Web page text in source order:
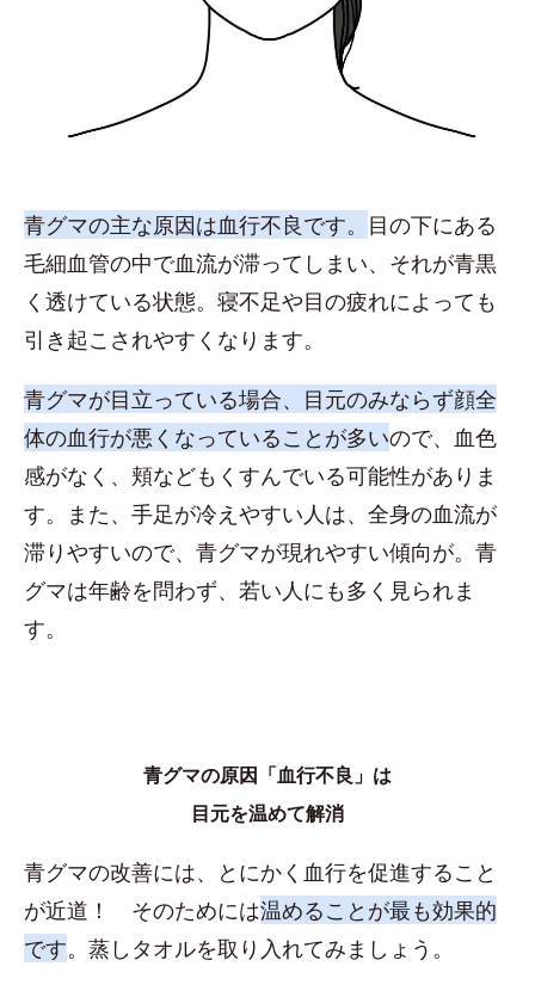
青グマの主な原因は血行不良です。 目の下にある
毛細血管の中で血流が滞ってしまい、それが青黒
く透けている状態。寝不足や目の疲れによっても
引き起こされやすくなります。
青グマが目立っている場合、目元のみならず顔全
体の血行が悪くなっていることが多いので、血色
感がなく、頬などもくすんでいる可能性がありま
す。また、手足が冷えやすい人は、全身の血流が
滞りやすいので、青グマが現れやすい傾向が。青
グマは年齢を問わず、若い人にも多く見られま
す。
青グマの原因「血行不良」は
目元を温めて解消
青グマの改善には、とにかく血行を促進すること
が近道！ そのためには温めることが最も効果的
です。蒸しタオルを取り入れてみましょう。